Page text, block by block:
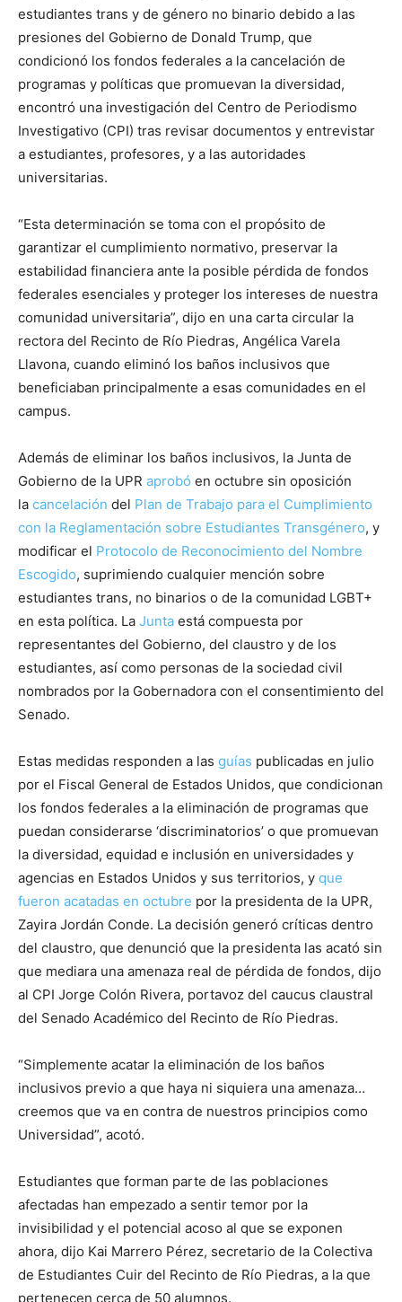
estudiantes trans y de género no binario debido a las
presiones del Gobierno de Donald Trump, que
condicionó los fondos federales a la cancelación de
programas y políticas que promuevan la diversidad,
encontró una investigación del Centro de Periodismo
Investigativo (CPI) tras revisar documentos y entrevistar
a estudiantes, profesores, y a las autoridades
universitarias.
“Esta determinación se toma con el propósito de
garantizar el cumplimiento normativo, preservar la
estabilidad financiera ante la posible pérdida de fondos
federales esenciales y proteger los intereses de nuestra
comunidad universitaria”, dijo en una carta circular la
rectora del Recinto de Río Piedras, Angélica Varela
Llavona, cuando eliminó los baños inclusivos que
beneficiaban principalmente a esas comunidades en el
campus.
Además de eliminar los baños inclusivos, la Junta de
Gobierno de la UPR aprobó en octubre sin oposición
la cancelación del Plan de Trabajo para el Cumplimiento
con la Reglamentación sobre Estudiantes Transgénero, y
modificar el Protocolo de Reconocimiento del Nombre
Escogido, suprimiendo cualquier mención sobre
estudiantes trans, no binarios o de la comunidad LGBT+
en esta política. La Junta está compuesta por
representantes del Gobierno, del claustro y de los
estudiantes, así como personas de la sociedad civil
nombrados por la Gobernadora con el consentimiento del
Senado.
Estas medidas responden a las guías publicadas en julio
por el Fiscal General de Estados Unidos, que condicionan
los fondos federales a la eliminación de programas que
puedan considerarse ‘discriminatorios’ o que promuevan
la diversidad, equidad e inclusión en universidades y
agencias en Estados Unidos y sus territorios, y que
fueron acatadas en octubre por la presidenta de la UPR,
Zayira Jordán Conde. La decisión generó críticas dentro
del claustro, que denunció que la presidenta las acató sin
que mediara una amenaza real de pérdida de fondos, dijo
al CPI Jorge Colón Rivera, portavoz del caucus claustral
del Senado Académico del Recinto de Río Piedras.
“Simplemente acatar la eliminación de los baños
inclusivos previo a que haya ni siquiera una amenaza…
creemos que va en contra de nuestros principios como
Universidad”, acotó.
Estudiantes que forman parte de las poblaciones
afectadas han empezado a sentir temor por la
invisibilidad y el potencial acoso al que se exponen
ahora, dijo Kai Marrero Pérez, secretario de la Colectiva
de Estudiantes Cuir del Recinto de Río Piedras, a la que
pertenecen cerca de 50 alumnos.